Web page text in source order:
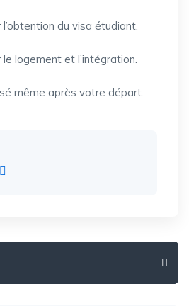
du visa étudiant.
logement et l’intégration.
même après votre départ.